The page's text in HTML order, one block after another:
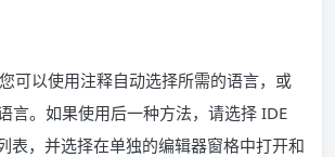
可以使用注释自动选择所需的语言，或
言。如果使用后一种方法，请选择 IDE
表，并选择在单独的编辑器窗格中打开和